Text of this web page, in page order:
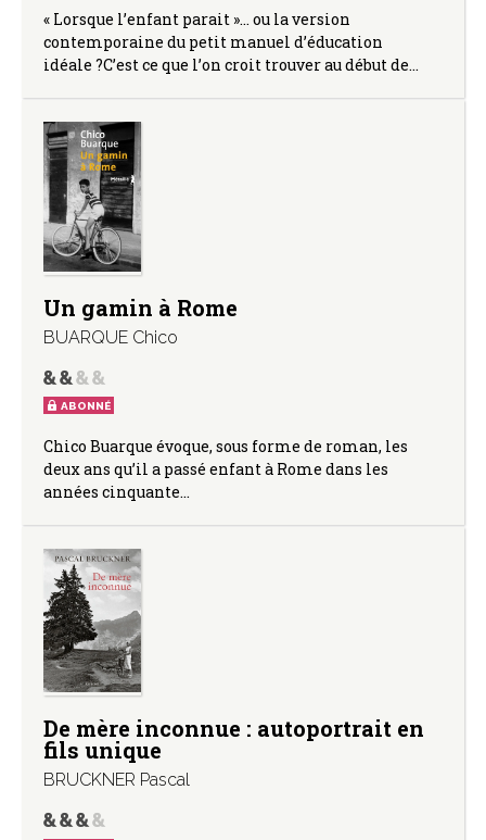
« Lorsque l’enfant parait »… ou la version
contemporaine du petit manuel d’éducation
idéale ?C’est ce que l’on croit trouver au début de…
Un gamin à Rome
BUARQUE Chico
ABONNÉ
Chico Buarque évoque, sous forme de roman, les
deux ans qu’il a passé enfant à Rome dans les
années cinquante…
De mère inconnue : autoportrait en
fils unique
BRUCKNER Pascal